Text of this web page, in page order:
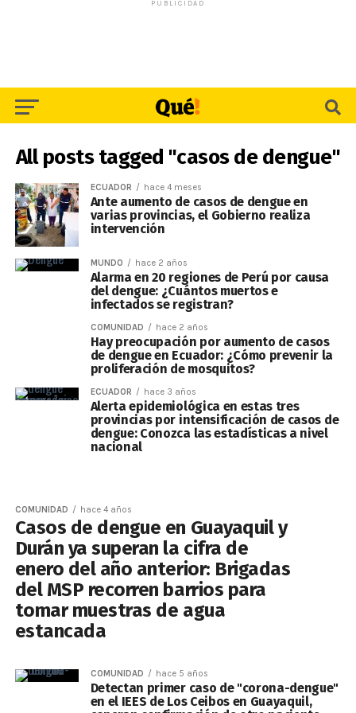
PUBLICIDAD
All posts tagged "casos de dengue"
ECUADOR hace 4 meses
Ante aumento de casos de dengue en
varias provincias, el Gobierno realiza
intervención
MUNDO hace 2 años
Alarma en 20 regiones de Perú por causa
del dengue: ¿Cuántos muertos e
infectados se registran?
COMUNIDAD hace 2 años
Hay preocupación por aumento de casos
de dengue en Ecuador: ¿Cómo prevenir la
proliferación de mosquitos?
ECUADOR hace 3 años
Alerta epidemiológica en estas tres
provincias por intensificación de casos de
dengue: Conozca las estadísticas a nivel
nacional
COMUNIDAD hace 4 años
Casos de dengue en Guayaquil y
Durán ya superan la cifra de
enero del año anterior: Brigadas
del MSP recorren barrios para
tomar muestras de agua
estancada
COMUNIDAD hace 5 años
Detectan primer caso de "corona-dengue"
en el IEES de Los Ceibos en Guayaquil,